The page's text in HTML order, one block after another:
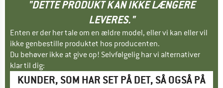
"DETTE PRODUKT KAN IKKE LÆNGERE
LEVERES."
Enten er der her tale om en ældre model, eller vi kan eller vil
ikke genbestille produktet hos producenten.
Du behøver ikke at give op! Selvfølgelig har vi alternativer
klar til dig:
KUNDER, SOM HAR SET PÅ DET, SÅ OGSÅ PÅ